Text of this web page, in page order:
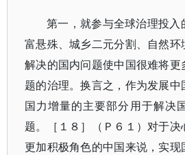
第一，就参与全球治理投入
富悬殊、城乡二元分割、自然
解决的国内问题使中国很难将
题的治理。换言之，作为发展
国力增量的主要部分用于解决
题。［１８］（Ｐ６１）对于
更加积极角色的中国来说，实